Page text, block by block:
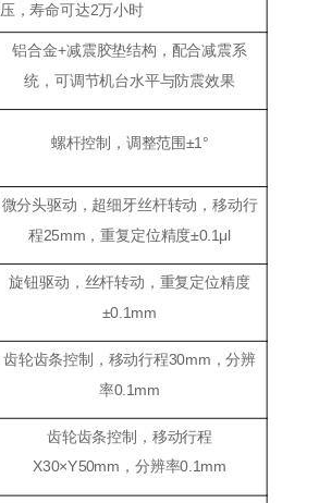
压，寿命可达2万小时
铝合金+减震胶垫结构，配合减震系
统，可调节机台水平与防震效果
螺杆控制，调整范围±1°
微分头驱动，超细牙丝杆转动，移动行
程25mm，重复定位精度±0.1μl
旋钮驱动，丝杆转动，重复定位精度
±0.1mm
齿轮齿条控制，移动行程30mm，分辨
率0.1mm
齿轮齿条控制，移动行程
X30×Y50mm，分辨率0.1mm